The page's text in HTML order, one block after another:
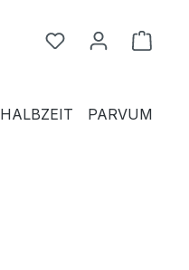
Du hast 0
HALBZEIT PARVUM